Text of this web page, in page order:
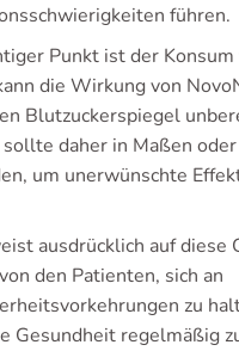
führen.
Punkt ist der Konsum
die Wirkung von
Blutzuckerspiegel
daher in Maßen
um unerwünschte
ausdrücklich auf diese
den Patienten, sich an
zu
Gesundheit regelmäßig